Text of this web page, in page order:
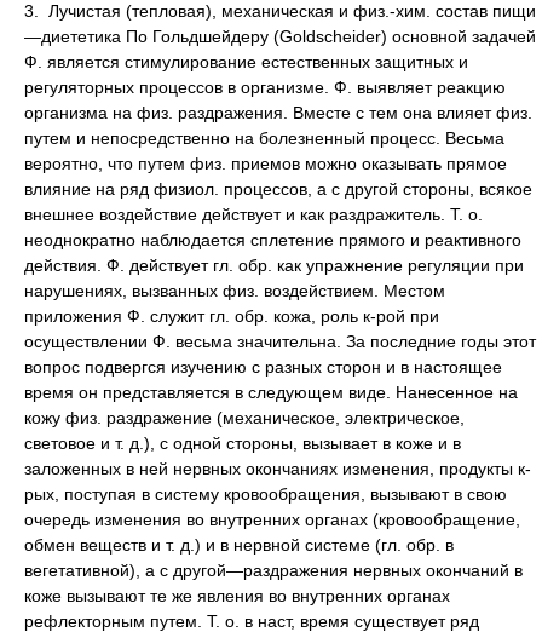
3. Лучистая (тепловая), механическая и физ.-хим. состав пищи
—диететика По Гольдшейдеру (Goldscheider) основной задачей
Ф. является стимулирование естественных защитных и
регуляторных процессов в организме. Ф. выявляет реакцию
организма на физ. раздражения. Вместе с тем она влияет физ.
путем и непосредственно на болезненный процесс. Весьма
вероятно, что путем физ. приемов можно оказывать прямое
влияние на ряд физиол. процессов, а с другой стороны, всякое
внешнее воздействие действует и как раздражитель. Т. о.
неоднократно наблюдается сплетение прямого и реактивного
действия. Ф. действует гл. обр. как упражнение регуляции при
нарушениях, вызванных физ. воздействием. Местом
приложения Ф. служит гл. обр. кожа, роль к-рой при
осуществлении Ф. весьма значительна. За последние годы этот
вопрос подвергся изучению с разных сторон и в настоящее
время он представляется в следующем виде. Нанесенное на
кожу физ. раздражение (механическое, электрическое,
световое и т. д.), с одной стороны, вызывает в коже и в
заложенных в ней нервных окончаниях изменения, продукты к-
рых, поступая в систему кровообращения, вызывают в свою
очередь изменения во внутренних органах (кровообращение,
обмен веществ и т. д.) и в нервной системе (гл. обр. в
вегетативной), а с другой—раздражения нервных окончаний в
коже вызывают те же явления во внутренних органах
рефлекторным путем. Т. о. в наст, время существует ряд